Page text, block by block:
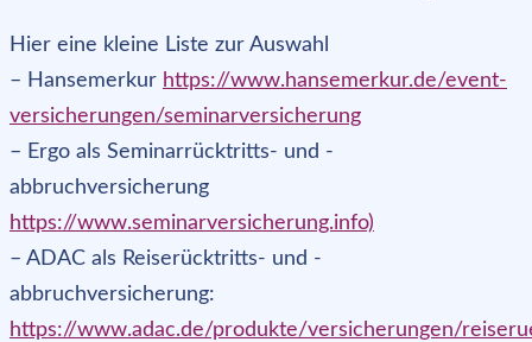
Hier eine kleine Liste zur Auswahl
– Hansemerkur https://www.hansemerkur.de/event-
versicherungen/seminarversicherung
– Ergo als Seminarrücktritts- und -
abbruchversicherung
https://www.seminarversicherung.info)
– ADAC als Reiserücktritts- und -
abbruchversicherung:
https://www.adac.de/produkte/versicherungen/